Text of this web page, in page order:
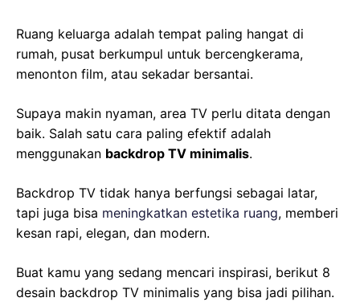
Ruang keluarga adalah tempat paling hangat di
rumah, pusat berkumpul untuk bercengkerama,
menonton film, atau sekadar bersantai.
Supaya makin nyaman, area TV perlu ditata dengan
baik. Salah satu cara paling efektif adalah
menggunakan backdrop TV minimalis.
Backdrop TV tidak hanya berfungsi sebagai latar,
tapi juga bisa meningkatkan estetika ruang, memberi
kesan rapi, elegan, dan modern.
Buat kamu yang sedang mencari inspirasi, berikut 8
desain backdrop TV minimalis yang bisa jadi pilihan.